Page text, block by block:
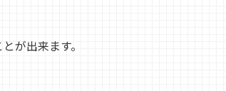
が出来ます。